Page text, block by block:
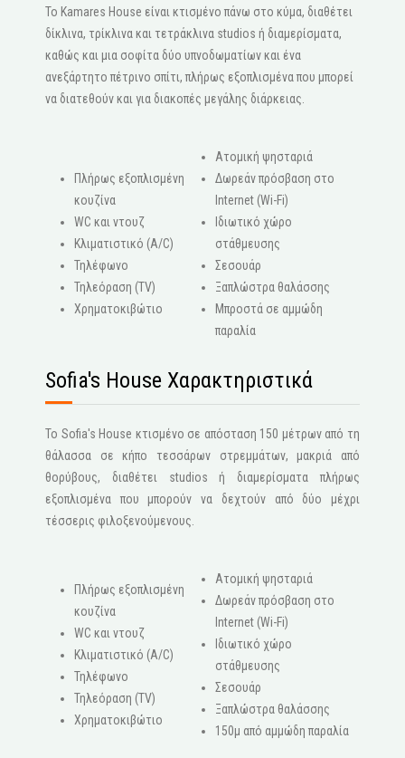
Το Kamares House είναι κτισμένο πάνω στο κύμα, διαθέτει
δίκλινα, τρίκλινα και τετράκλινα studios ή διαμερίσματα,
καθώς και μια σοφίτα δύο υπνοδωματίων και ένα
ανεξάρτητο πέτρινο σπίτι, πλήρως εξοπλισμένα που μπορεί
να διατεθούν και για διακοπές μεγάλης διάρκειας.
Πλήρως εξοπλισμένη
κουζίνα
WC και ντουζ
Κλιματιστικό (A/C)
Τηλέφωνο
Τηλεόραση (ΤV)
Χρηματοκιβώτιο
Ατομική ψησταριά
Δωρεάν πρόσβαση στο
Internet (Wi-Fi)
Ιδιωτικό χώρο
στάθμευσης
Σεσουάρ
Ξαπλώστρα θαλάσσης
Μπροστά σε αμμώδη
παραλία
Sofia's House Χαρακτηριστικά
Το Sofia's House κτισμένο σε απόσταση 150 μέτρων από τη
θάλασσα σε κήπο τεσσάρων στρεμμάτων, μακριά από
θορύβους, διαθέτει studios ή διαμερίσματα πλήρως
εξοπλισμένα που μπορούν να δεχτούν από δύο μέχρι
τέσσερις φιλοξενούμενους.
Πλήρως εξοπλισμένη
κουζίνα
WC και ντουζ
Κλιματιστικό (A/C)
Τηλέφωνο
Τηλεόραση (ΤV)
Χρηματοκιβώτιο
Ατομική ψησταριά
Δωρεάν πρόσβαση στο
Internet (Wi-Fi)
Ιδιωτικό χώρο
στάθμευσης
Σεσουάρ
Ξαπλώστρα θαλάσσης
150μ από αμμώδη παραλία